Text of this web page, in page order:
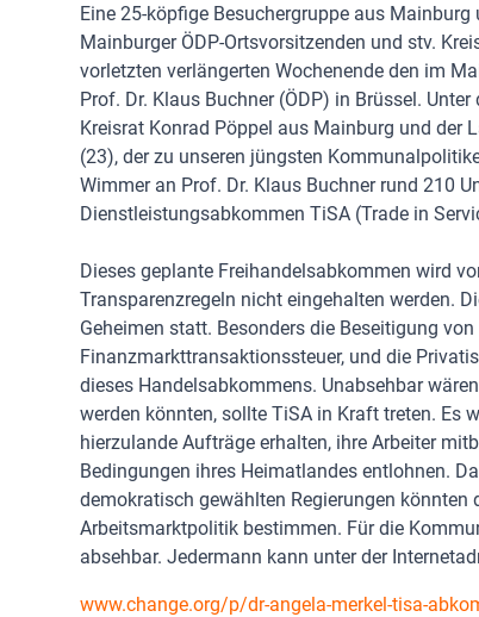
Eine 25-köpfige Besuchergruppe aus
Mainburger ÖDP-Ortsvorsitzenden und stv.
vorletzten verlängerten Wochenende den im
Prof. Dr. Klaus Buchner (ÖDP) in Brüssel.
Kreisrat Konrad Pöppel aus Mainburg und der
(23), der zu unseren jüngsten
Wimmer an Prof. Dr. Klaus Buchner rund 210
Dienstleistungsabkommen TiSA (Trade in
Dieses geplante Freihandelsabkommen wird
Transparenzregeln nicht eingehalten werden.
Geheimen statt. Besonders die Beseitigung
Finanzmarkttransaktionssteuer, und die
dieses Handelsabkommens. Unabsehbar
werden könnten, sollte TiSA in Kraft treten. Es
hierzulande Aufträge erhalten, ihre Arbeiter
Bedingungen ihres Heimatlandes entlohnen.
demokratisch gewählten Regierungen
Arbeitsmarktpolitik bestimmen. Für die
absehbar. Jedermann kann unter der
www.change.org/p/dr-angela-merkel-tisa-